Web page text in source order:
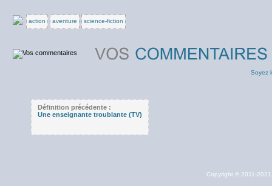
action aventure science-fiction
Soyez
Définition précédente :
Une enseignante troublante (TV)
Copyright © 2011-